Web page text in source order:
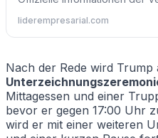
liderempresarial.com
Nach der Rede wird Trump
Mittagessen und einer
bevor er gegen 17:00 Uhr
wird er mit einer weiteren